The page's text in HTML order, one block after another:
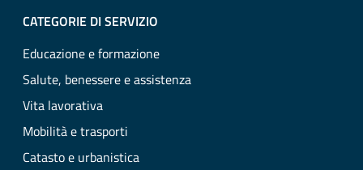
CATEGORIE DI SERVIZIO
Educazione e formazione
Salute, benessere e assistenza
Vita lavorativa
Mobilità e trasporti
Catasto e urbanistica